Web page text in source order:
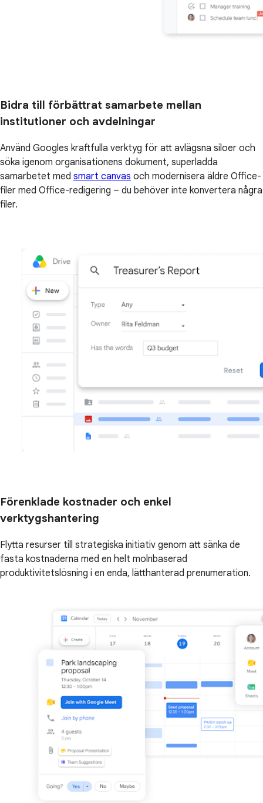
Bidra till förbättrat samarbete mellan
institutioner och avdelningar
Använd Googles kraftfulla verktyg för att avlägsna siloer och
söka igenom organisationens dokument, superladda
samarbetet med smart canvas och modernisera äldre Office-
filer med Office-redigering – du behöver inte konvertera några
filer.
Förenklade kostnader och enkel
verktygshantering
Flytta resurser till strategiska initiativ genom att sänka de
fasta kostnaderna med en helt molnbaserad
produktivitetslösning i en enda, lätthanterad prenumeration.